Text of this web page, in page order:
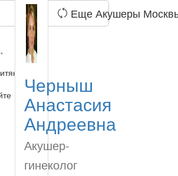
на приемзаполнить форму
Черныш
Анастасия
Андреевна
Акушер-
гинеколог
Еще Акушеры